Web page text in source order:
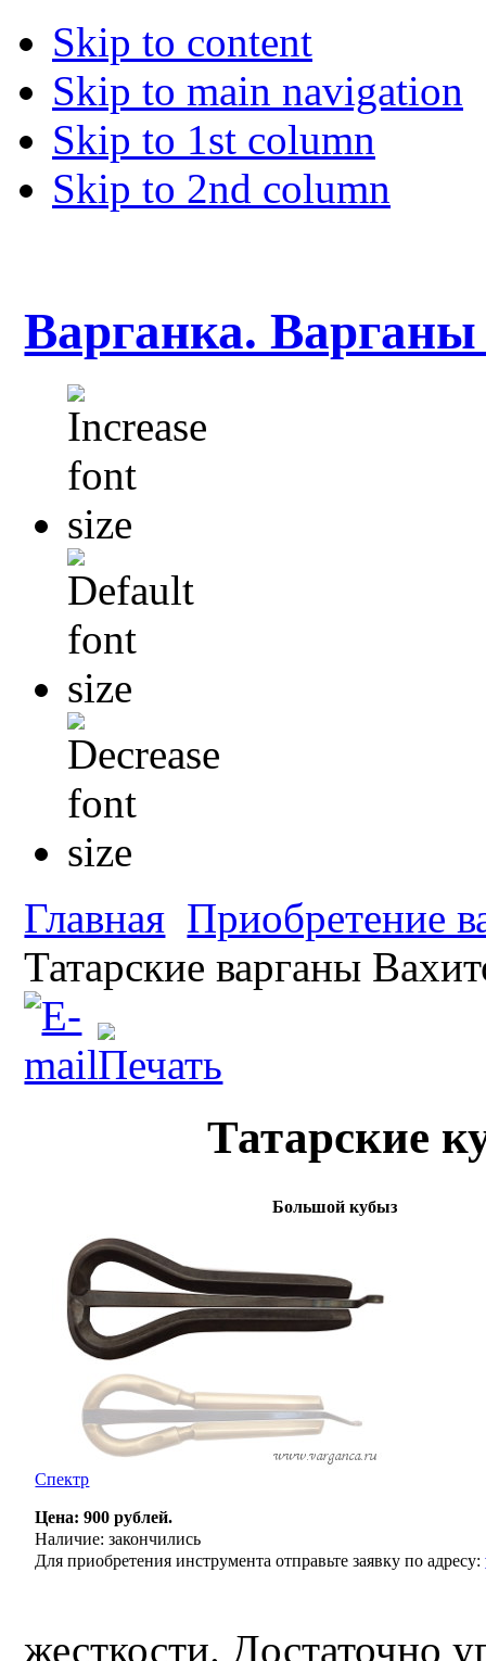
Skip to content
Skip to main navigation
Skip to 1st column
Skip to 2nd column
Варганка. Варганы
Главная Приобретение
Татарские варганы
Татарские
Большой кубыз
Спектр
Цена: 900 рублей.
Наличие: закончились
Для приобретения инструмента отправьте заявку по адресу:
жесткости. Достаточно